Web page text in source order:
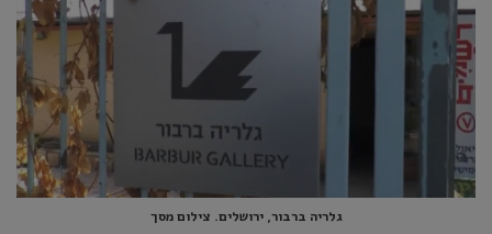
גלריה ברבור, ירושלים. צילום מסך